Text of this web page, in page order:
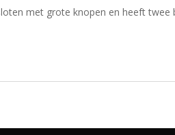
met grote knopen en heeft